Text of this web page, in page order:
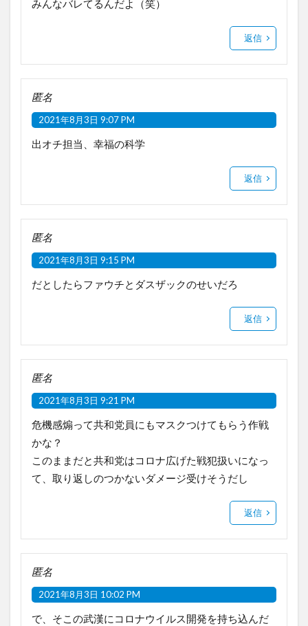
みんなバレてるんだよ（笑）
返信
匿名
2021年8月3日 9:07 PM
出オチ担当、幸福の科学
返信
匿名
2021年8月3日 9:15 PM
だとしたらファウチとダスザックのせいだろ
返信
匿名
2021年8月3日 9:21 PM
危機感煽って共和党員にもマスクつけてもらう作戦
かな？
このままだと共和党はコロナ広げた戦犯扱いになっ
て、取り返しのつかないダメージ受けそうだし
返信
匿名
2021年8月3日 10:02 PM
で、そこの武漢にコロナウイルス開発を持ち込んだ